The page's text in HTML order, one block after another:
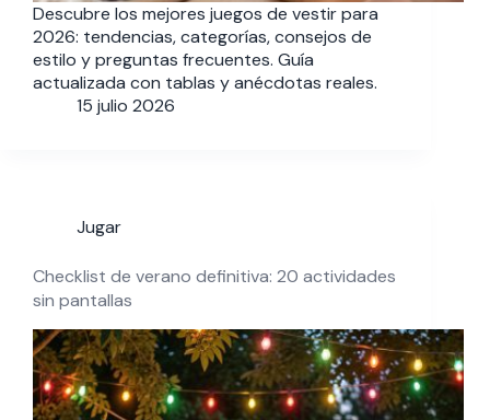
Descubre los mejores juegos de vestir para
2026: tendencias, categorías, consejos de
estilo y preguntas frecuentes. Guía
actualizada con tablas y anécdotas reales.
15 julio 2026
Jugar
Checklist de verano definitiva: 20 actividades
sin pantallas